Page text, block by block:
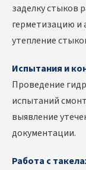
заделку стыков
герметизацию и
утепление
Испытания и
Проведение
испытаний
выявление
документации.
Работа с